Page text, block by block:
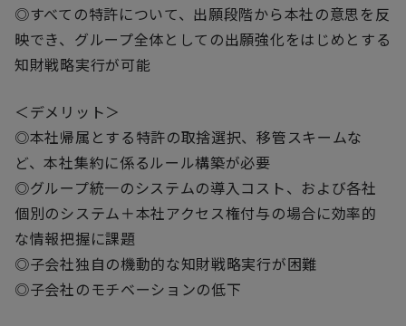
◎すべての特許について、出願段階から本社の意思を反
映でき、グループ全体としての出願強化をはじめとする
知財戦略実行が可能
＜デメリット＞
◎本社帰属とする特許の取捨選択、移管スキームな
ど、本社集約に係るルール構築が必要
◎グループ統一のシステムの導入コスト、および各社
個別のシステム＋本社アクセス権付与の場合に効率的
な情報把握に課題
◎子会社独自の機動的な知財戦略実行が困難
◎子会社のモチベーションの低下